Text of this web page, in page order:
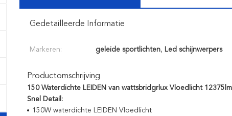
Gedetailleerde Informatie
Markeren: geleide sportlichten, Led schijnwerpers
Productomschrijving
150 Waterdichte LEIDEN van wattsbridgrlux Vloedlicht
Snel Detail:
150W waterdichte LEIDEN Vloedlicht